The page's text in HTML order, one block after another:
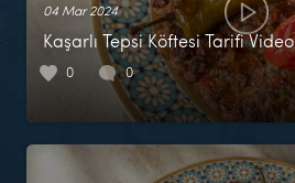
04 Mar 2024
Kaşarlı Tepsi Köftesi Tarifi Video
0 0